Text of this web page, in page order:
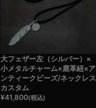
大フェザー左（シルバー）×
小メタルチャーム×鹿革紐×ア
ンティークビーズ/ネックレス
カスタム
¥41,800(税込)